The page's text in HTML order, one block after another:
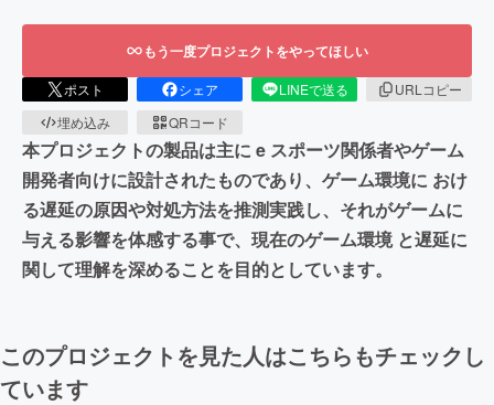
もう一度プロジェクトをやってほしい
ポスト シェア LINEで送る
URLコピー
埋め込み
QRコード
本プロジェクトの製品は主に e スポーツ関係者やゲーム
開発者向けに設計されたものであり、ゲーム環境に おけ
る遅延の原因や対処方法を推測実践し、それがゲームに
与える影響を体感する事で、現在のゲーム環境 と遅延に
関して理解を深めることを目的としています。
このプロジェクトを見た人はこちらもチェックし
ています